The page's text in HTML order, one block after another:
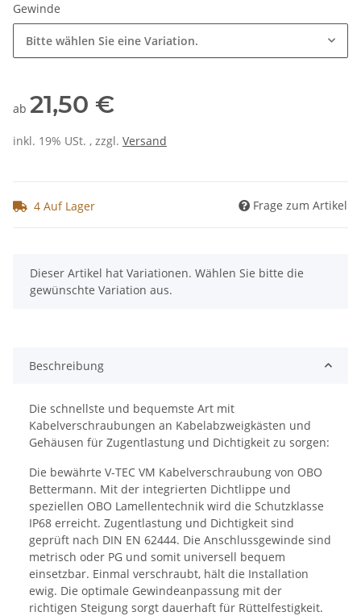
Gewinde
Bitte wählen Sie eine Variation.
ab 21,50 €
inkl. 19% USt. , zzgl. Versand
4 Auf Lager Frage zum Artikel
x
Dieser Artikel hat Variationen. Wählen Sie bitte die
gewünschte Variation aus.
Beschreibung
Die schnellste und bequemste Art mit
Kabelverschraubungen an Kabelabzweigkästen und
Gehäusen für Zugentlastung und Dichtigkeit zu sorgen:
Die bewährte V-TEC VM Kabelverschraubung von OBO
Bettermann. Mit der integrierten Dichtlippe und
speziellen OBO Lamellentechnik wird die Schutzklasse
IP68 erreicht. Zugentlastung und Dichtigkeit sind
geprüft nach DIN EN 62444. Die Anschlussgewinde sind
metrisch oder PG und somit universell bequem
einsetzbar. Einmal verschraubt, hält die Installation
ewig. Die optimale Gewindeanpassung mit der
richtigen Steigung sorgt dauerhaft für Rüttelfestigkeit.